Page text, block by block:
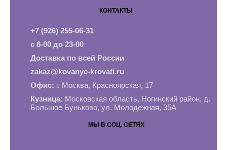
КОНТАКТЫ
+7 (926) 255-06-31
с 8-00 до 23-00
Доставка по всей России
zakaz@kovanye-krovati.ru
Офис: г. Москва, Красноярская, 17
Кузница: Московская область, Ногинский район, д.
Большое Буньково, ул. Молодежная, 35А
МЫ В СОЦ. СЕТЯХ